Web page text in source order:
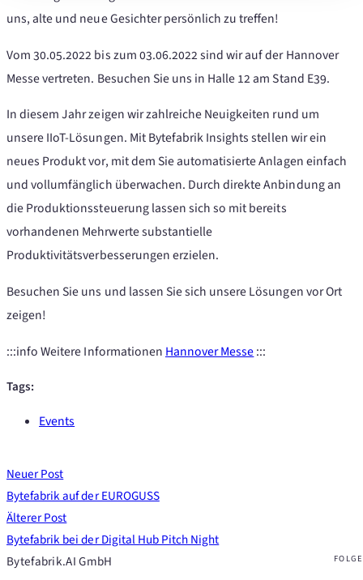
uns, alte und neue Gesichter persönlich zu treffen!
Vom 30.05.2022 bis zum 03.06.2022 sind wir auf der Hannover
Messe vertreten. Besuchen Sie uns in Halle 12 am Stand E39.
In diesem Jahr zeigen wir zahlreiche Neuigkeiten rund um
unsere IIoT-Lösungen. Mit Bytefabrik Insights stellen wir ein
neues Produkt vor, mit dem Sie automatisierte Anlagen einfach
und vollumfänglich überwachen. Durch direkte Anbindung an
die Produktionssteuerung lassen sich so mit bereits
vorhandenen Mehrwerte substantielle
Produktivitätsverbesserungen erzielen.
Besuchen Sie uns und lassen Sie sich unsere Lösungen vor Ort
zeigen!
:::info Weitere Informationen Hannover Messe:::
Tags:
Events
Neuer Post
Bytefabrik auf der EUROGUSS
Älterer Post
Bytefabrik bei der Digital Hub Pitch Night
Bytefabrik.AI GmbH